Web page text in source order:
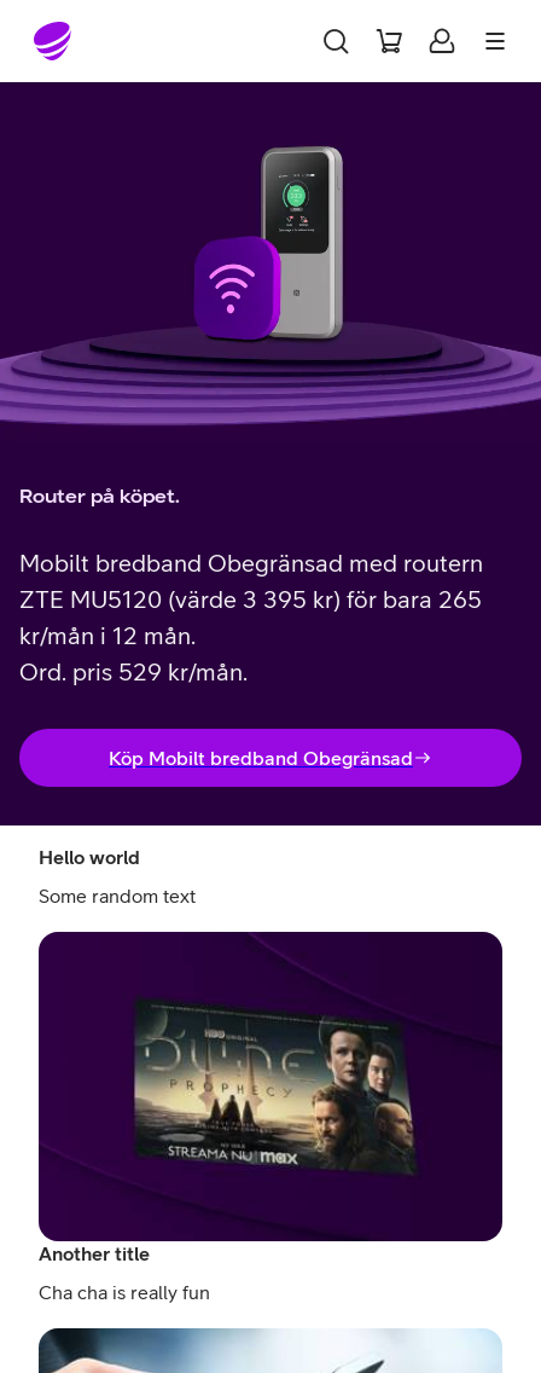
Gå till sidans innehåll
Router på köpet.
Mobilt bredband Obegränsad med routern
ZTE MU5120 (värde 3 395 kr) för bara 265
kr/mån i 12 mån.
Ord. pris 529 kr/mån.
Köp Mobilt bredband Obegränsad
Hello world
Some random text
Another title
Cha cha is really fun